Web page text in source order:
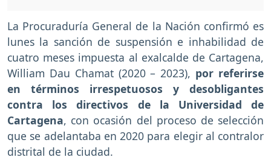
La Procuraduría General de la Nación confirmó es
lunes la sanción de suspensión e inhabilidad de
cuatro meses impuesta al exalcalde de Cartagena,
William Dau Chamat (2020 – 2023), por referirse
en términos irrespetuosos y desobligantes
contra los directivos de la Universidad de
Cartagena, con ocasión del proceso de selección
que se adelantaba en 2020 para elegir al contralor
distrital de la ciudad.